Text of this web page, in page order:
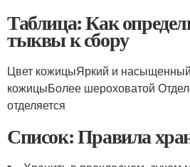
Таблица: Как
тыквы к сбору
Цвет кожицыЯркий и
кожицыБолее шероховатой
отделяется
Список: Правила